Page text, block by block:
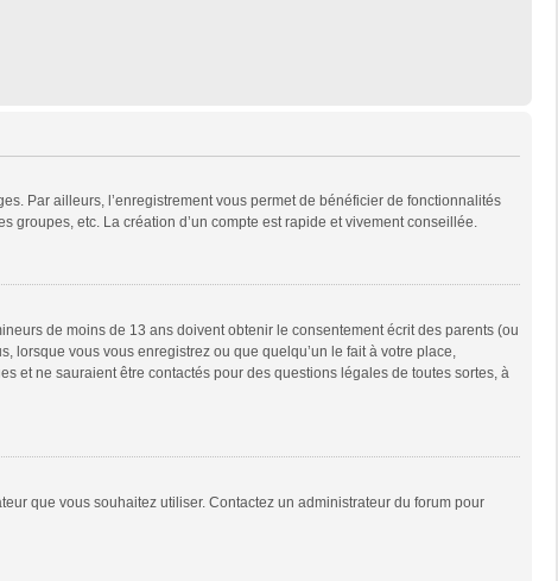
Par ailleurs, l’enregistrement vous permet de bénéficier de fonctionnalités
groupes, etc. La création d’un compte est rapide et vivement conseillée.
de moins de 13 ans doivent obtenir le consentement écrit des parents (ou
lorsque vous vous enregistrez ou que quelqu’un le fait à votre place,
et ne sauraient être contactés pour des questions légales de toutes sortes, à
que vous souhaitez utiliser. Contactez un administrateur du forum pour